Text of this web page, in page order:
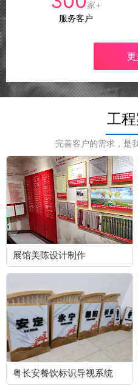
家+
服务客户
更
工
完善客户的需求，是
展馆美陈设计制作
粤长安餐饮标识导视系统